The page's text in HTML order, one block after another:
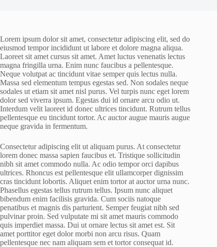
Lorem ipsum dolor sit amet, consectetur adipiscing elit, sed do
eiusmod tempor incididunt ut labore et dolore magna aliqua.
Laoreet sit amet cursus sit amet. Amet luctus venenatis lectus
magna fringilla urna. Enim nunc faucibus a pellentesque.
Neque volutpat ac tincidunt vitae semper quis lectus nulla.
Massa sed elementum tempus egestas sed. Non sodales neque
sodales ut etiam sit amet nisl purus. Vel turpis nunc eget lorem
dolor sed viverra ipsum. Egestas dui id ornare arcu odio ut.
Interdum velit laoreet id donec ultrices tincidunt. Rutrum tellus
pellentesque eu tincidunt tortor. Ac auctor augue mauris augue
neque gravida in fermentum.
Consectetur adipiscing elit ut aliquam purus. At consectetur
lorem donec massa sapien faucibus et. Tristique sollicitudin
nibh sit amet commodo nulla. Ac odio tempor orci dapibus
ultrices. Rhoncus est pellentesque elit ullamcorper dignissim
cras tincidunt lobortis. Aliquet enim tortor at auctor urna nunc.
Phasellus egestas tellus rutrum tellus. Ipsum nunc aliquet
bibendum enim facilisis gravida. Cum sociis natoque
penatibus et magnis dis parturient. Semper feugiat nibh sed
pulvinar proin. Sed vulputate mi sit amet mauris commodo
quis imperdiet massa. Dui ut ornare lectus sit amet est. Sit
amet porttitor eget dolor morbi non arcu risus. Quam
pellentesque nec nam aliquam sem et tortor consequat id.